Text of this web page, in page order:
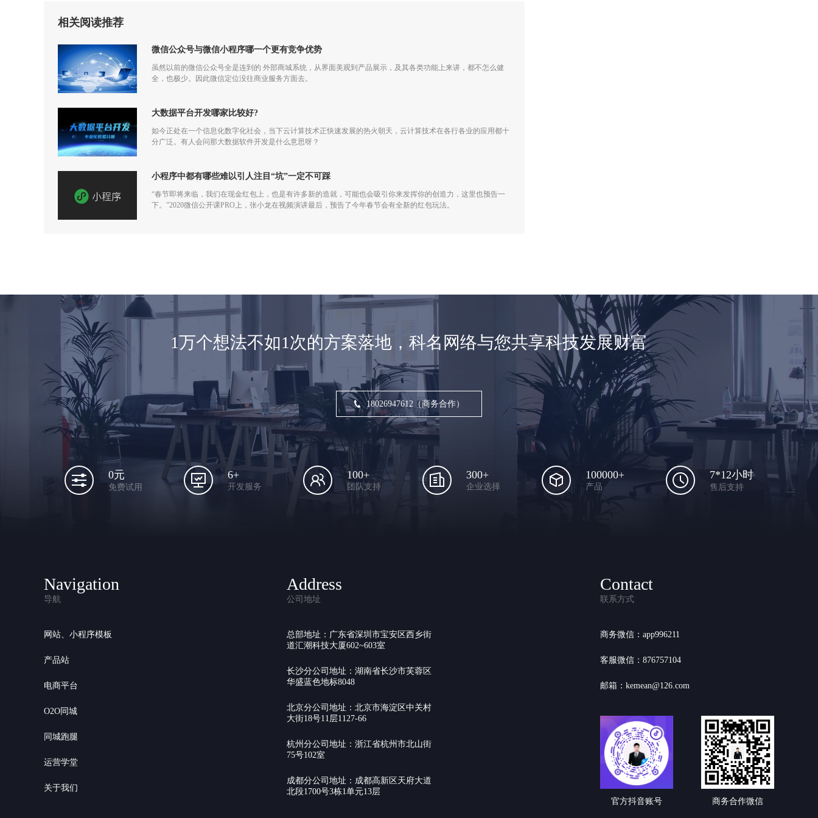
相关阅读推荐
微信公众号与微信小程序哪一个更有竞争优势
虽然以前的微信公众号全是连到的 外部商城系统，从界面美观到产品展示，及其各类功能上来讲，都不怎么健
全，也极少。因此微信定位没往商业服务方面去。
大数据平台开发哪家比较好?
如今正处在一个信息化数字化社会，当下云计算技术正快速发展的热火朝天，云计算技术在各行各业的应用都十
分广泛。有人会问那大数据软件开发是什么意思呀？
小程序中都有哪些难以引人注目“坑”一定不可踩
“春节即将来临，我们在现金红包上，也是有许多新的造就，可能也会吸引你来发挥你的创造力，这里也预告一
下。”2020微信公开课PRO上，张小龙在视频演讲最后，预告了今年春节会有全新的红包玩法。
1万个想法不如1次的方案落地，科名网络与您共享科技发展财富
18026947612（商务合作）
0元
免费试用
6+
开发服务
100+
团队支持
300+
企业选择
100000+
产品
7*12小时
售后支持
Navigation
导航
网站、小程序模板
产品站
电商平台
O2O同城
同城跑腿
运营学堂
关于我们
Address
公司地址
总部地址：广东省深圳市宝安区西乡街
道汇潮科技大厦602~603室
长沙分公司地址：湖南省长沙市芙蓉区
华盛蓝色地标8048
北京分公司地址：北京市海淀区中关村
大街18号11层1127-66
杭州分公司地址：浙江省杭州市北山街
75号102室
成都分公司地址：成都高新区天府大道
北段1700号3栋1单元13层
Contact
联系方式
商务微信：app996211
客服微信：876757104
邮箱：kemean@126.com
官方抖音账号 商务合作微信